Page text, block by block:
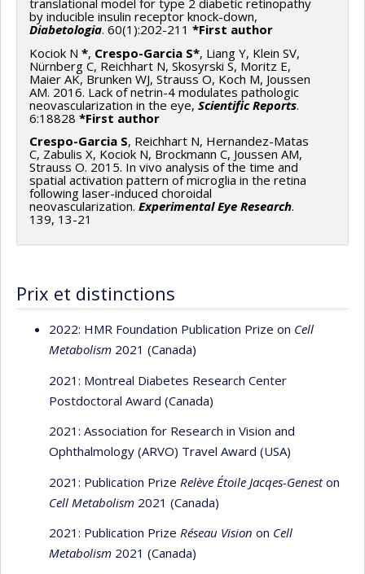
translational model for type 2 diabetic retinopathy
by inducible insulin receptor knock-down,
Diabetologia. 60(1):202-211 *First author
Kociok N *, Crespo-Garcia S*, Liang Y, Klein SV,
Nürnberg C, Reichhart N, Skosyrski S, Moritz E,
Maier AK, Brunken WJ, Strauss O, Koch M, Joussen
AM. 2016. Lack of netrin-4 modulates pathologic
neovascularization in the eye, Scientific Reports.
6:18828 *First author
Crespo-Garcia S, Reichhart N, Hernandez-Matas
C, Zabulis X, Kociok N, Brockmann C, Joussen AM,
Strauss O. 2015. In vivo analysis of the time and
spatial activation pattern of microglia in the retina
following laser-induced choroidal
neovascularization. Experimental Eye Research.
139, 13-21
Prix et distinctions
2022: HMR Foundation Publication Prize on Cell
Metabolism 2021 (Canada)
2021: Montreal Diabetes Research Center
Postdoctoral Award (Canada)
2021: Association for Research in Vision and
Ophthalmology (ARVO) Travel Award (USA)
2021: Publication Prize Relève Étoile Jacqes-Geneston
Cell Metabolism 2021 (Canada)
2021: Publication Prize Réseau Vision on Cell
Metabolism 2021 (Canada)